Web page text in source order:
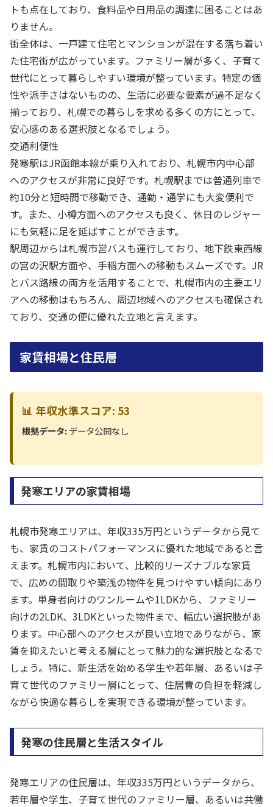
トも点在しており、食料品や日用品の調達に困ることはあ
りません。
街全体は、一戸建て住宅とマンションが混在する落ち着い
た住宅街が広がっています。ファミリー層が多く、子育て
世代にとって暮らしやすい環境が整っています。特定の個
性や派手さはないものの、生活に必要な要素が過不足なく
揃っており、札幌での暮らしを求める多くの方にとって、
安心感のある選択肢となるでしょう。
交通利便性
発寒駅はJR函館本線が乗り入れており、札幌市内中心部
へのアクセスが非常に良好です。札幌駅までは普通列車で
約10分と短時間で移動でき、通勤・通学にも大変便利で
す。また、小樽方面へのアクセスも良く、休日のレジャー
にも気軽に足を延ばすことができます。
駅周辺からは札幌市営バスも運行しており、地下鉄東西線
の宮の沢駅方面や、手稲方面への移動もスムーズです。JR
とバス路線の両方を活用することで、札幌市内の主要エリ
アへの移動はもちろん、周辺地域へのアクセスも確保され
ており、交通の便に優れた立地と言えます。
家賃相場と住民層
📊 年収水準スコア: 53
根拠データ:データ公開なし
発寒エリアの家賃相場
札幌市発寒エリアは、年収335万円というデータから見て
も、家賃のコストパフォーマンスに優れた地域であると言
えます。札幌市内において、比較的リーズナブルな家賃
で、広めの間取りや築浅の物件を見つけやすい傾向にあり
ます。単身者向けのワンルームや1LDKから、ファミリー
向けの2LDK、3LDKといった物件まで、幅広い選択肢があ
ります。中心部へのアクセスが良い立地でありながら、家
賃を抑えたいと考える層にとって魅力的な選択肢となるで
しょう。特に、新生活を始める学生や若年層、あるいは子
育て世代のファミリー層にとって、住居費の負担を軽減し
ながら快適な暮らしを実現できる環境が整っています。
発寒の住民層と生活スタイル
発寒エリアの住民層は、年収335万円というデータから、
若年層や学生、子育て世代のファミリー層、あるいは共働